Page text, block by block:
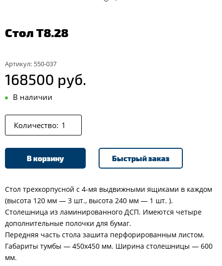
Стол Т8.28
Артикул: 550-037
168500 руб.
В наличии
Количество:
В корзину Быстрый заказ
Стол трехкорпусной с 4-мя выдвижными ящиками в каждом
(высота 120 мм — 3 шт., высота 240 мм — 1 шт. ).
Столешница из ламинированного ДСП. Имеются четыре
дополнительные полочки для бумаг.
Передняя часть стола зашита перфорированным листом.
Габариты тумбы — 450х450 мм. Ширина столешницы — 600
мм.